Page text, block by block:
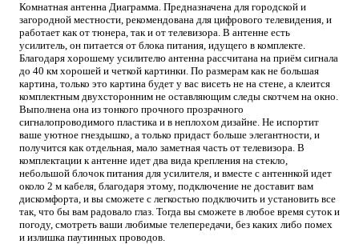
Комнатная антенна Диаграмма. Предназначена для городской и
загородной местности, рекомендована для цифрового телевидения, и
работает как от тюнера, так и от телевизора. В антенне есть
усилитель, он питается от блока питания, идущего в комплекте.
Благодаря хорошему усилителю антенна рассчитана на приём сигнала
до 40 км хорошей и четкой картинки. По размерам как не большая
картина, только это картина будет у вас висеть не на стене, а клеится
комплектным двухсторонним не оставляющим следы скотчем на окно.
Выполнена она из тонкого прочного прозрачного
сигналопроводимого пластика и в неплохом дизайне. Не испортит
ваше уютное гнездышко, а только придаст больше элегантности, и
получится как отдельная, мало заметная часть от телевизора. В
комплектации к антенне идет два вида крепления на стекло,
небольшой блочок питания для усилителя, и вместе с антеннкой идет
около 2 м кабеля, благодаря этому, подключение не доставит вам
дискомфорта, и вы сможете с легкостью подключить и установить все
так, что бы вам радовало глаз. Тогда вы сможете в любое время суток и
погоду, смотреть ваши любимые телепередачи, без каких либо помех
и излишка паутинных проводов.